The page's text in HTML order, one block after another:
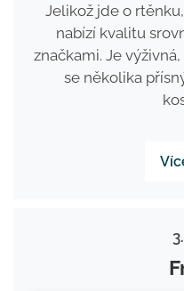
Jelikož jde o
nabízí kvalitu
značkami. Je
se několika